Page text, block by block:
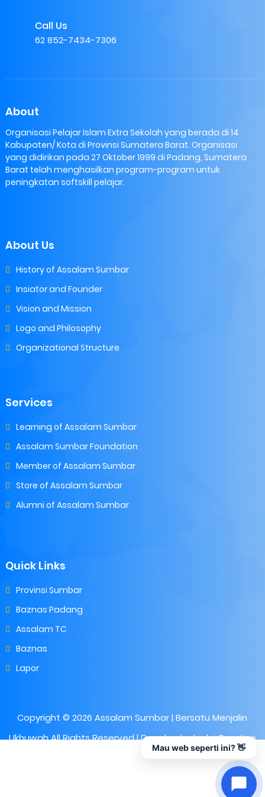
Call Us
62 852-7434-7306
About
Organisasi Pelajar Islam Extra Sekolah yang berada di 14
Kabupaten/ Kota di Provinsi Sumatera Barat. Organisasi
yang didirikan pada 27 Oktober 1999 di Padang, Sumatera
Barat telah menghasilkan program-program untuk
peningkatan softskill pelajar.
About Us
History of Assalam Sumbar
Insiator and Founder
Vision and Mission
Logo and Philosophy
Organizational Structure
Services
Learning of Assalam Sumbar
Assalam Sumbar Foundation
Member of Assalam Sumbar
Store of Assalam Sumbar
Alumni of Assalam Sumbar
Quick Links
Provinsi Sumbar
Baznas Padang
Assalam TC
Baznas
Lapor
Copyright ©2026Assalam Sumbar | Bersatu Menjalin
UkhuwahAll Rights Reserved | Develop byInakri Creative